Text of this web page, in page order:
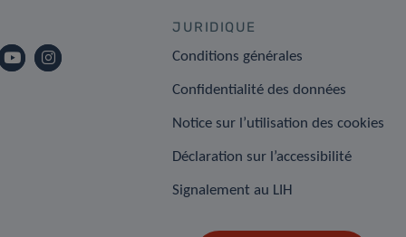
JURIDIQUE
Conditions générales
Confidentialité des données
Notice sur l’utilisation des cookies
Déclaration sur l’accessibilité
Signalement au LIH